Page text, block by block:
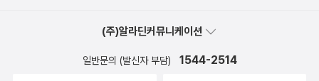
(주)알라딘커뮤니케이션
일반문의 (발신자 부담) 1544-2514